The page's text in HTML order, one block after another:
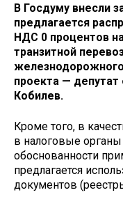
В Госдуму внесли
предлагается
НДС 0 процентов
транзитной
проекта — депутат
Кобилев.
Кроме того, в
в налоговые
обоснованности
предлагается
документов